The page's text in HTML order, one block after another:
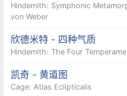
Hindemith: Symphonic
von Weber
欣德米特 - 四种气质
Hindemith: The Four
凯奇 - 黄道图
Cage: Atlas Eclipticalis